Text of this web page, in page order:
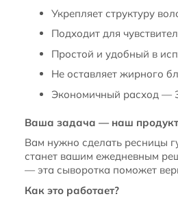
Укрепляет структуру
Подходит для
Простой и удобный в
Не оставляет жирного
Экономичный расход —
Ваша задача — наш
Вам нужно сделать ресницы
станет вашим ежедневным
— эта сыворотка поможет
Как это работает?